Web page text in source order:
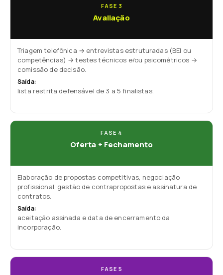
FASE 3
Avaliação
Triagem telefônica → entrevistas estruturadas (BEI ou
competências) → testes técnicos e/ou psicométricos →
comissão de decisão.
Saída:
lista restrita defensável de 3 a 5 finalistas.
FASE 4
Oferta + Fechamento
Elaboração de propostas competitivas, negociação
profissional, gestão de contrapropostas e assinatura de
contratos.
Saída:
aceitação assinada e data de encerramento da
incorporação.
FASE 5